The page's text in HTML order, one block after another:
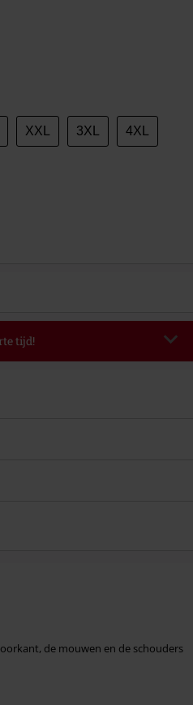
XXL 3XL 4XL
tijd!
de korting automatisch verrekend in
kortingscodes. Boeken, media,
en artikelen met een inbegrepen
de mouwen en de schouders